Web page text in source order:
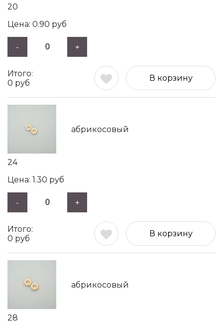
20
0.90 руб
- +
0 руб
В корзину
абрикосовый
24
1.30 руб
- +
0 руб
В корзину
абрикосовый
28